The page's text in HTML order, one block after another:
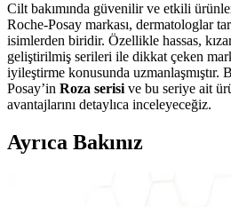
Cilt bakımında güvenilir ve etkili
Roche-Posay markası, dermatologlar
isimlerden biridir. Özellikle hassas,
geliştirilmiş serileri ile dikkat çeken
iyileştirme konusunda uzmanlaşmıştır.
Posay’in Roza serisive bu seriye ait
avantajlarını detaylıca inceleyeceğiz.
Ayrıca Bakınız